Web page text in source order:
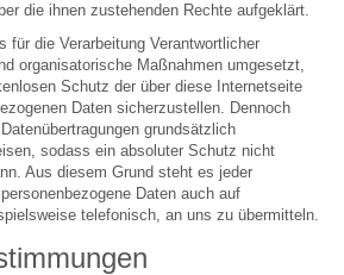
die ihnen zustehenden Rechte aufgeklärt.
für die Verarbeitung Verantwortlicher
organisatorische Maßnahmen umgesetzt,
Schutz der über diese Internetseite
Daten sicherzustellen. Dennoch
grundsätzlich
sodass ein absoluter Schutz nicht
Aus diesem Grund steht es jeder
Daten auch auf
telefonisch, an uns zu übermitteln.